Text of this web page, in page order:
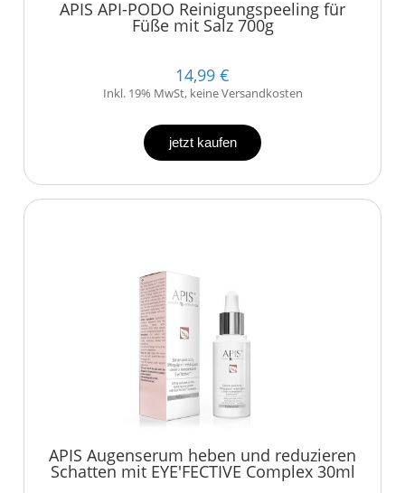
APIS API-PODO Reinigungspeeling für
Füße mit Salz 700g
14,99 €
Inkl. 19% MwSt, keine Versandkosten
jetzt kaufen
APIS Augenserum heben und reduzieren
Schatten mit EYE'FECTIVE Complex 30ml